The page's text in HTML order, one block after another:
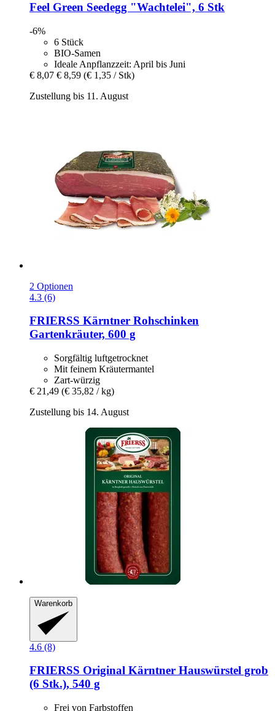
Feel Green Seedegg "Wachtelei", 6 Stk
-6%
6 Stück
BIO-Samen
Ideale Anpflanzzeit: April bis Juni
€ 8,07 € 8,59 (€ 1,35 / Stk)
Zustellung bis 11. August
2 Optionen
4.3 (6)
FRIERSS Kärntner Rohschinken
Gartenkräuter, 600 g
Sorgfältig luftgetrocknet
Mit feinem Kräutermantel
Zart-würzig
€ 21,49 (€ 35,82 / kg)
Zustellung bis 14. August
Warenkorb
4.6 (8)
FRIERSS Original Kärntner Hauswürstel grob
(6 Stk.), 540 g
Frei von Farbstoffen